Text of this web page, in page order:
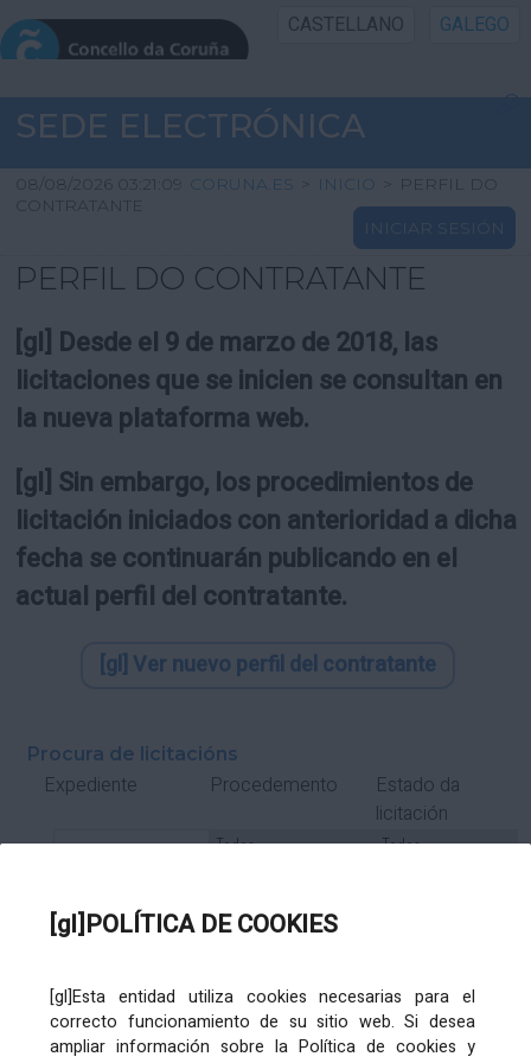
[gl]POLÍTICA DE COOKIES
[gl]Esta entidad utiliza cookies necesarias para el
correcto funcionamiento de su sitio web. Si desea
ampliar información sobre la Política de cookies y
CASTELLANO GALEGO
INICIO SEDE
INICIO
INFORMACIÓN PÚBLICA
UTILIDADES
SEDE ELECTRÓNICA
08/08/2026 03:21:09 CORUNA.ES > INICIO > PERFIL DO
CONTRATANTE
INICIAR SESIÓN
PERFIL DO CONTRATANTE
[gl] Desde el 9 de marzo de 2018, las
licitaciones que se inicien se consultan en
la nueva plataforma web.
[gl] Sin embargo, los procedimientos de
licitación iniciados con anterioridad a dicha
fecha se continuarán publicando en el
actual perfil del contratante.
[gl] Ver nuevo perfil del contratante
Procura de licitacións
Expediente Procedemento
Estado da
licitación
Subcontrato Tramitación
Órgano de contratación Título